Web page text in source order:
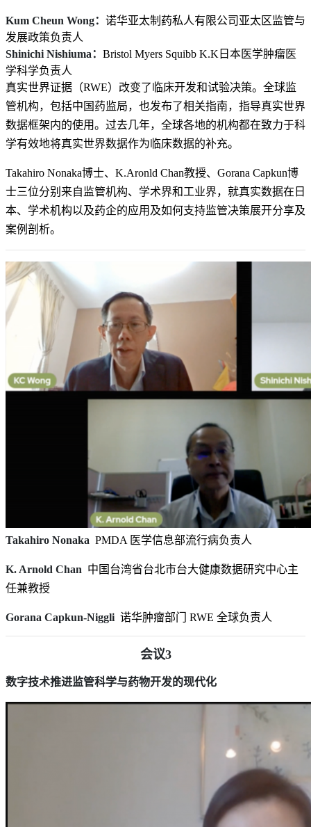
Kum Cheun Wong： 诺华亚太制药私人有限公司亚太区监管与
发展政策负责人
Shinichi Nishiuma： Bristol Myers Squibb K.K日本医学肿瘤医
学科学负责人
真实世界证据（RWE）改变了临床开发和试验决策。全球监
管机构，包括中国药监局，也发布了相关指南，指导真实世界
数据框架内的使用。过去几年，全球各地的机构都在致力于科
学有效地将真实世界数据作为临床数据的补充。
Takahiro Nonaka博士、K.Aronld Chan教授、Gorana Capkun博
士三位分别来自监管机构、学术界和工业界，就真实数据在日
本、学术机构以及药企的应用及如何支持监管决策展开分享及
案例剖析。
Takahiro Nonaka PMDA 医学信息部流行病负责人
K. Arnold Chan 中国台湾省台北市台大健康数据研究中心主
任兼教授
Gorana Capkun-Niggli 诺华肿瘤部门 RWE 全球负责人
会议3
数字技术推进监管科学与药物开发的现代化